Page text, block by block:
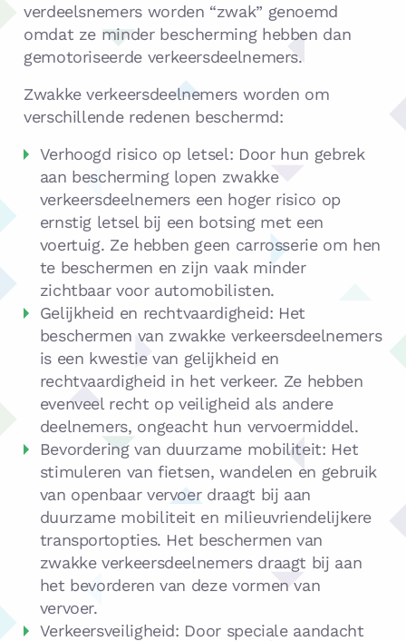
verdeelsnemers worden “zwak” genoemd
omdat ze minder bescherming hebben dan
gemotoriseerde verkeersdeelnemers.
Zwakke verkeersdeelnemers worden om
verschillende redenen beschermd:
Verhoogd risico op letsel: Door hun gebrek
aan bescherming lopen zwakke
verkeersdeelnemers een hoger risico op
ernstig letsel bij een botsing met een
voertuig. Ze hebben geen carrosserie om hen
te beschermen en zijn vaak minder
zichtbaar voor automobilisten.
Gelijkheid en rechtvaardigheid: Het
beschermen van zwakke verkeersdeelnemers
is een kwestie van gelijkheid en
rechtvaardigheid in het verkeer. Ze hebben
evenveel recht op veiligheid als andere
deelnemers, ongeacht hun vervoermiddel.
Bevordering van duurzame mobiliteit: Het
stimuleren van fietsen, wandelen en gebruik
van openbaar vervoer draagt bij aan
duurzame mobiliteit en milieuvriendelijkere
transportopties. Het beschermen van
zwakke verkeersdeelnemers draagt bij aan
het bevorderen van deze vormen van
vervoer.
Verkeersveiligheid: Door speciale aandacht